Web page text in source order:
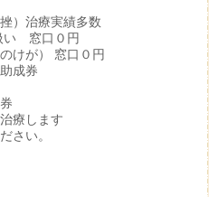
）治療実績多数
い 窓口０円
けが） 窓口０円
成券
券
療します
さい。